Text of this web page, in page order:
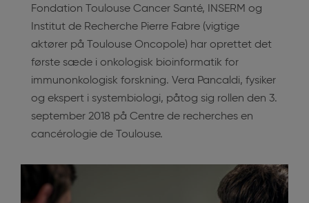
Fondation Toulouse Cancer Santé, INSERM og
Institut de Recherche Pierre Fabre (vigtige
aktører på Toulouse Oncopole) har oprettet det
første sæde i onkologisk bioinformatik for
immunonkologisk forskning. Vera Pancaldi, fysiker
og ekspert i systembiologi, påtog sig rollen den 3.
september 2018 på Centre de recherches en
cancérologie de Toulouse.